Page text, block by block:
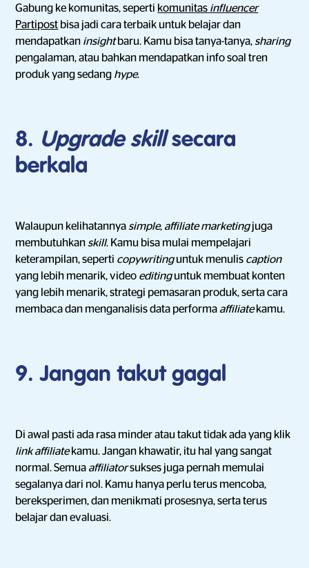
Gabung ke komunitas, seperti komunitas influencer
Partipost bisa jadi cara terbaik untuk belajar dan
mendapatkan insightbaru. Kamu bisa tanya-tanya, sharing
pengalaman, atau bahkan mendapatkan info soal tren
produk yang sedang hype.
8. Upgrade skillsecara
berkala
Walaupun kelihatannya simple, affiliate marketingjuga
membutuhkan skill. Kamu bisa mulai mempelajari
keterampilan, seperti copywritinguntuk menulis caption
yang lebih menarik, video editinguntuk membuat konten
yang lebih menarik, strategi pemasaran produk, serta cara
membaca dan menganalisis data performa affiliatekamu.
9. Jangan takut gagal
Di awal pasti ada rasa minder atau takut tidak ada yang klik
link affiliatekamu. Jangan khawatir, itu hal yang sangat
normal. Semua affiliatorsukses juga pernah memulai
segalanya dari nol. Kamu hanya perlu terus mencoba,
bereksperimen, dan menikmati prosesnya, serta terus
belajar dan evaluasi.